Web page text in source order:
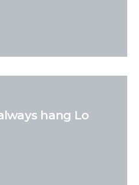
hang Lo